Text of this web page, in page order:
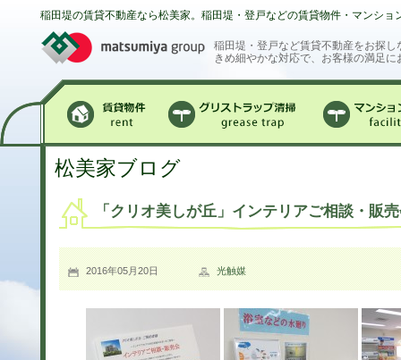
稲田堤の賃貸不動産なら松美家。稲田堤・登戸などの賃貸物件・マンショ
稲田堤・登戸など賃貸不動産をお探
きめ細やかな対応で、お客様の満足に
松美家ブログ
「クリオ美しが丘」インテリアご相談・販
2016年05月20日 光触媒